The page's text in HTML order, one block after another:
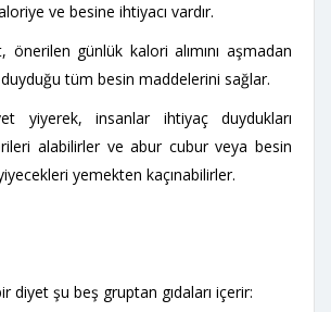
ve besine ihtiyacı vardır.
önerilen günlük kalori alımını aşmadan
tüm besin maddelerini sağlar.
yiyerek, insanlar ihtiyaç duydukları
alabilirler ve abur cubur veya besin
yemekten kaçınabilirler.
diyet şu beş gruptan gıdaları içerir: